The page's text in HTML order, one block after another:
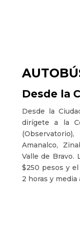
Desde la
Desde la
dirígete a la
Amanalco,
Valle de Bravo.
$250 pesos y
2 horas y media